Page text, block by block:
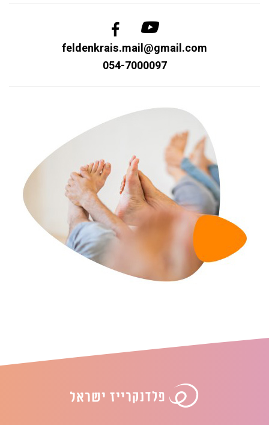
feldenkrais.mail@gmail.com
054-7000097